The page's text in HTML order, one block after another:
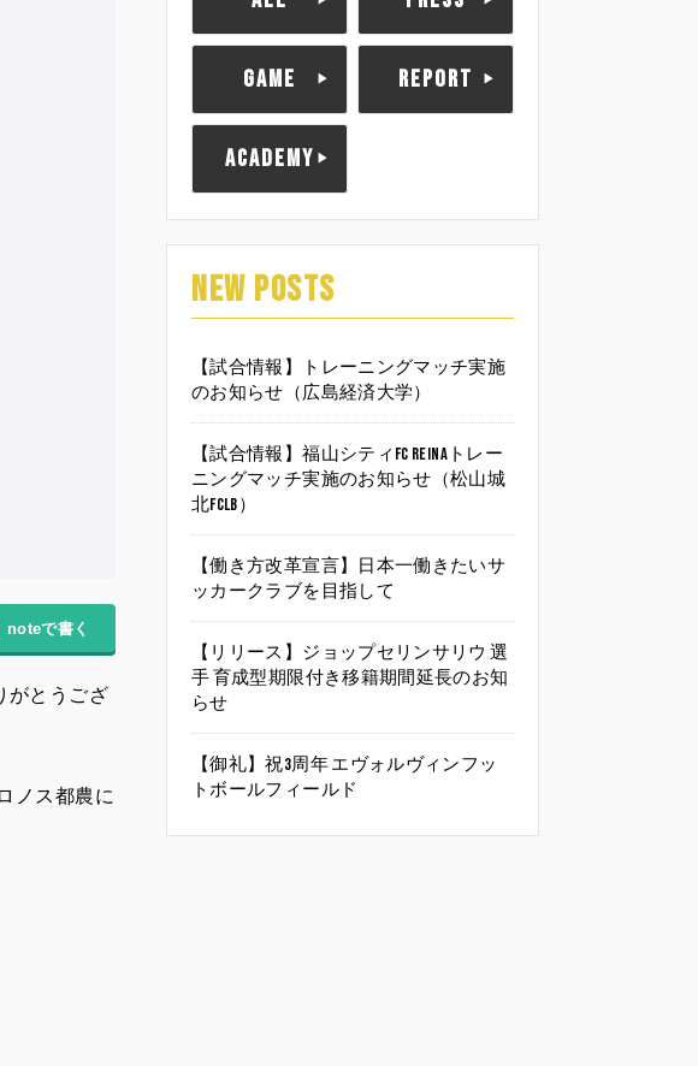
noteで書く
がとうござ
ノス都農に
GAME REPORT
ACADEMY
NEW POSTS
【試合情報】トレーニングマッチ実施
のお知らせ（広島経済大学）
【試合情報】福山シティFC Reinaトレー
ニングマッチ実施のお知らせ（松山城
北FCLB）
【働き方改革宣言】日本一働きたいサ
ッカークラブを目指して
【リリース】ジョップセリンサリウ 選
手 育成型期限付き移籍期間延長のお知
らせ
【御礼】祝3周年 エヴォルヴィンフッ
トボールフィールド